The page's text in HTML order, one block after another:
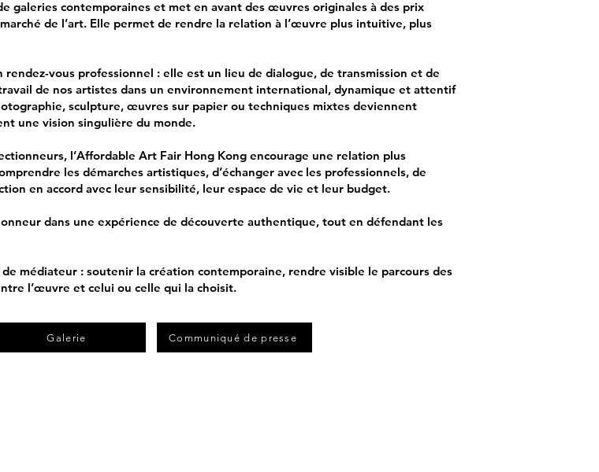
galeries contemporaines et met en avant des œuvres originales à des prix
de l’art. Elle permet de rendre la relation à l’œuvre plus intuitive, plus
vous professionnel : elle est un lieu de dialogue, de transmission et de
de nos artistes dans un environnement international, dynamique et attentif
sculpture, œuvres sur papier ou techniques mixtes deviennent
une vision singulière du monde.
l’Affordable Art Fair Hong Kong encourage une relation plus
les démarches artistiques, d’échanger avec les professionnels, de
en accord avec leur sensibilité, leur espace de vie et leur budget.
dans une expérience de découverte authentique, tout en défendant les
médiateur : soutenir la création contemporaine, rendre visible le parcours des
l’œuvre et celui ou celle qui la choisit.
Galerie Communiqué de presse